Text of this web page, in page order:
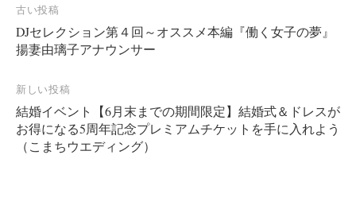
投
稿
ナ
ビ
ゲ
ー
シ
古い投稿
DJセレクション第４回～オススメ本編『働く女子の夢』
揚妻由璃子アナウンサー
新しい投稿
結婚イベント【6月末までの期間限定】結婚式＆ドレスが
お得になる5周年記念プレミアムチケットを手に入れよう
（こまちウエディング）